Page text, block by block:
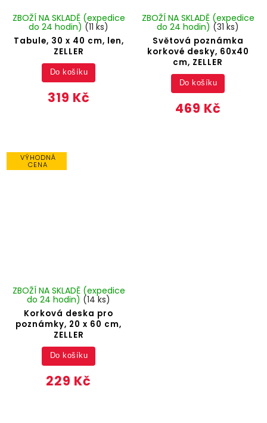
Tabule, 30 x 40 cm, len,
ZELLER
ZBOŽÍ NA SKLADĚ (expedice
do 24 hodin) (11 ks)
319 Kč
Do košíku
Světová poznámka
korkové desky, 60x40
cm, ZELLER
ZBOŽÍ NA SKLADĚ (expedice
do 24 hodin) (31 ks)
469 Kč
Do košíku
VÝHODNÁ
CENA
Korková deska pro
poznámky, 20 x 60 cm,
ZELLER
ZBOŽÍ NA SKLADĚ (expedice
do 24 hodin) (14 ks)
229 Kč
Do košíku